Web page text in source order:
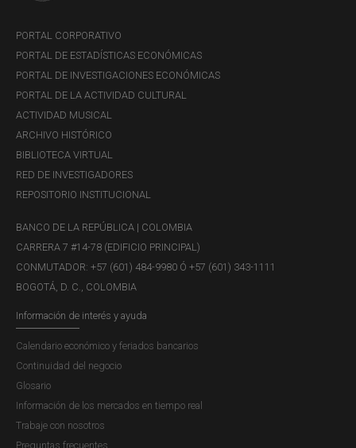
-Borradores de Economía -
Monitoreo del ciclo del mercado de
la vivienda en Colombia: un enfoque
de factores dinámicos
Descargar
-Borradores de Economía -
Estimación de la densidad y
pruebas de especificación para
PORTAL CORPORATIVO
PORTAL DE ESTADÍSTICAS ECONÓMICAS
PORTAL DE INVESTIGACIONES ECONÓMICAS
PORTAL DE LA ACTIVIDAD CULTURAL
ACTIVIDAD MUSICAL
ARCHIVO HISTÓRICO
BIBLIOTECA VIRTUAL
RED DE INVESTIGADORES
REPOSITORIO INSTITUCIONAL
BANCO DE LA REPÚBLICA | COLOMBIA
CARRERA 7 #14-78 (EDIFICIO PRINCIPAL)
CONMUTADOR: +57 (601) 484-9980 Ó +57 (601) 343-1111
BOGOTÁ, D. C., COLOMBIA
Información de interés y ayuda
Calendario económico y feriados bancarios
Continuidad del negocio
Glosario
Información de los mercados en tiempo real
Trabaje con nosotros
Preguntas frecuentes